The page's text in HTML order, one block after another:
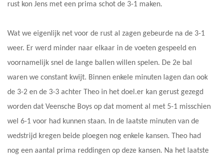
rust kon Jens met een prima schot de 3-1 maken.
Wat we eigenlijk net voor de rust al zagen gebeurde na de 3-1
weer. Er werd minder naar elkaar in de voeten gespeeld en
voornamelijk snel de lange ballen willen spelen. De 2e bal
waren we constant kwijt. Binnen enkele minuten lagen dan ook
de 3-2 en de 3-3 achter Theo in het doel.er kan gerust gezegd
worden dat Veensche Boys op dat moment al met 5-1 misschien
wel 6-1 voor had kunnen staan. In de laatste minuten van de
wedstrijd kregen beide ploegen nog enkele kansen. Theo had
nog een aantal prima reddingen op deze kansen. Na het laatste